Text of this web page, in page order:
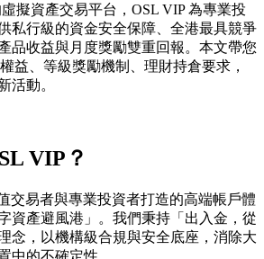
擬資產交易平台，OSL VIP 為專業投
私行級的資金安全保障、全港最具競爭
品收益與月度獎勵雙重回報。本文帶您
益、等級獎勵機制、理財持倉要求，
活動。
VIP？
交易者與專業投資者打造的高端帳戶體
資產避風港」。我們秉持「出入金，從
念，以機構級合規與安全底座，消除大
中的不確定性。